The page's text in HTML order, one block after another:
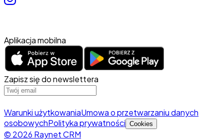
Aplikacja mobilna
Zapisz się do newslettera
Warunki użytkowaniaUmowa o przetwarzaniu danych
osobowychPolityka prywatności Cookies
© 2026 Raynet CRM